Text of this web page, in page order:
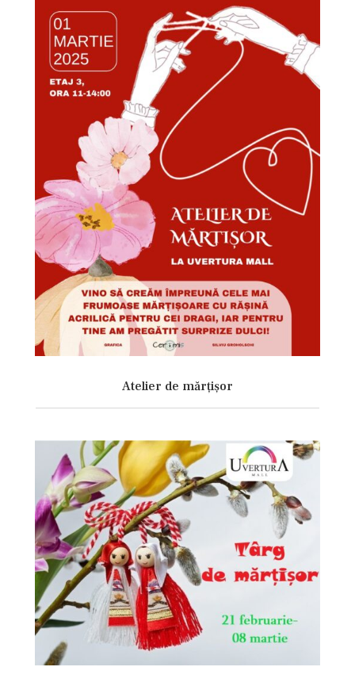
Atelier de mărțișor